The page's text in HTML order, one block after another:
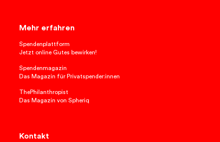
Mehr erfahren
Spendenplattform
Jetzt online Gutes bewirken!
Spendenmagazin
Das Magazin für Privatspender:innen
ThePhilanthropist
Das Magazin von Spheriq
Kontakt